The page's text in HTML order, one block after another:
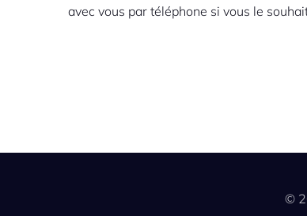
avec vous par téléphone si vous le
©